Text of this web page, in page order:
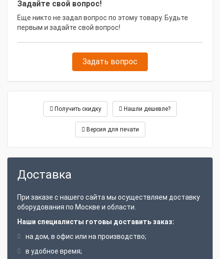
Габариты, мм 900x670x900
Масса, кг
Задайте свой вопрос!
Еще никто не задал вопрос по этому товару. Будьте
первым и задайте свой вопрос!
Задать вопрос
Получить скидку Нашли дешевле?
Версия для печати
Доставка
При заказе с нашего сайта мы осуществляем доставку
оборудования по Москве и области.
Наши специалисты готовы доставить заказ:
на дом, в офис или на производство;
в удобное время;